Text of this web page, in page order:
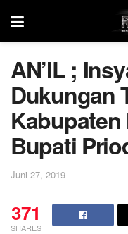
AN’IL ;
Dukungan
Kabupaten
Bupati
Juni 27, 2019
371
SHARES